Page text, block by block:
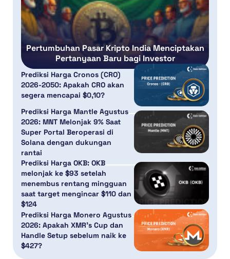
Pertumbuhan Pasar Kripto India Menciptakan
Pertanyaan Baru bagi Investor
Prediksi Harga Cronos (CRO)
2026-2050: Apakah CRO akan
segera mencapai $0,10?
Prediksi Harga Mantle Agustus
2026: MNT Melonjak 9% Saat
Super Portal Beroperasi di
Solana dengan dukungan
rantai
Prediksi Harga OKB: OKB
melonjak ke $93 setelah
menembus rentang mingguan
saat target mengincar $110 dan
$124
Prediksi Harga Monero Agustus
2026: Apakah XMR’s Cup dan
Handle Setup sebelum naik ke
$427?